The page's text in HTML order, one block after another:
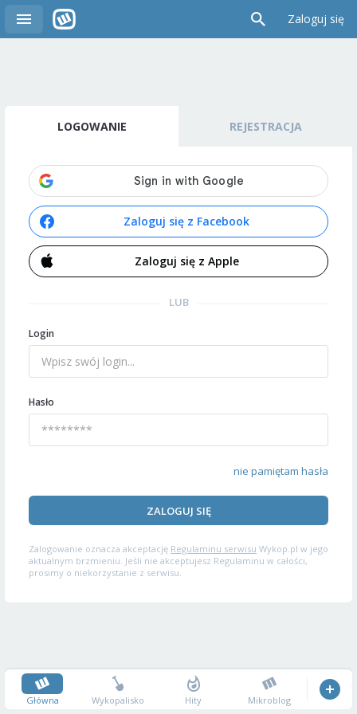
Zaloguj się
LOGOWANIE REJESTRACJA
Zaloguj się z Facebook
Zaloguj się z Apple
LUB
Login
Hasło
nie pamiętam hasła
ZALOGUJ SIĘ
Zalogowanie oznacza akceptację Regulaminu serwisu Wykop.pl w jego
aktualnym brzmieniu. Jeśli nie akceptujesz Regulaminu w całości,
prosimy o niekorzystanie z serwisu.
Główna Wykopalisko Hity Mikroblog